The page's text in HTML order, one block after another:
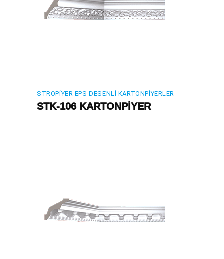
STROPIYER EPS DESENLI KARTONPIYERLER
STK-106 KARTONPİYER